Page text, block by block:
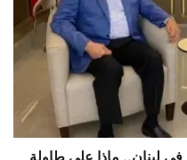
لبنان.. ماذا على طاولة